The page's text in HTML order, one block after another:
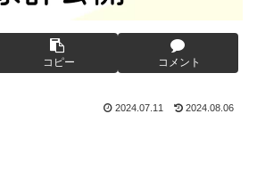
コピー コメント
2024.07.11 2024.08.06